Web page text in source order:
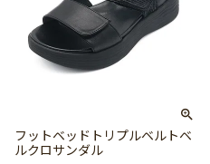
フットベッドトリプルベルトベ
ルクロサンダル